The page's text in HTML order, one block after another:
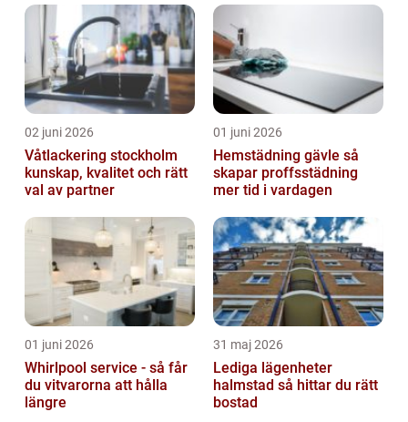
02 juni 2026
Våtlackering stockholm
kunskap, kvalitet och rätt
val av partner
01 juni 2026
Hemstädning gävle så
skapar proffsstädning
mer tid i vardagen
01 juni 2026
Whirlpool service - så får
du vitvarorna att hålla
längre
31 maj 2026
Lediga lägenheter
halmstad så hittar du rätt
bostad